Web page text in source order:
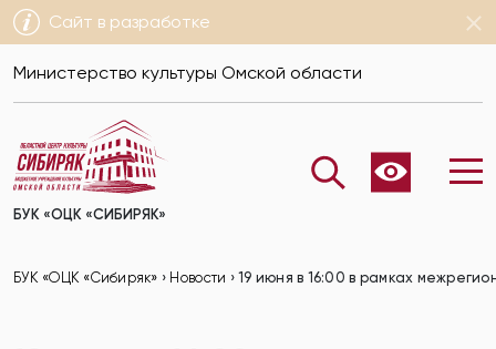
Сайт в разработке
Министерство культуры Омской области
БУК «ОЦК «СИБИРЯК»
БУК «ОЦК «Сибиряк» › Новости ›19 июня в 16:00 в рамках